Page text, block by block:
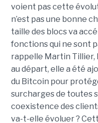
voient pas cette
n’est pas une bonne
taille des blocs va
fonctions qui ne sont
rappelle Martin Tillier,
au départ, elle a été
du Bitcoin pour
surcharges de toutes
coexistence des
va-t-elle évoluer ?